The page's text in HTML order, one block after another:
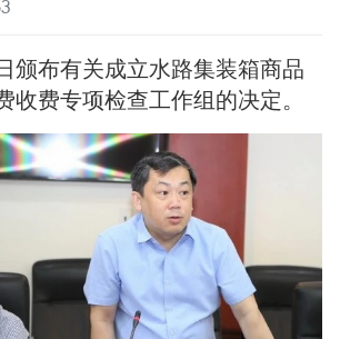
颁布有关成立水路集装箱商品
收费专项检查工作组的决定。